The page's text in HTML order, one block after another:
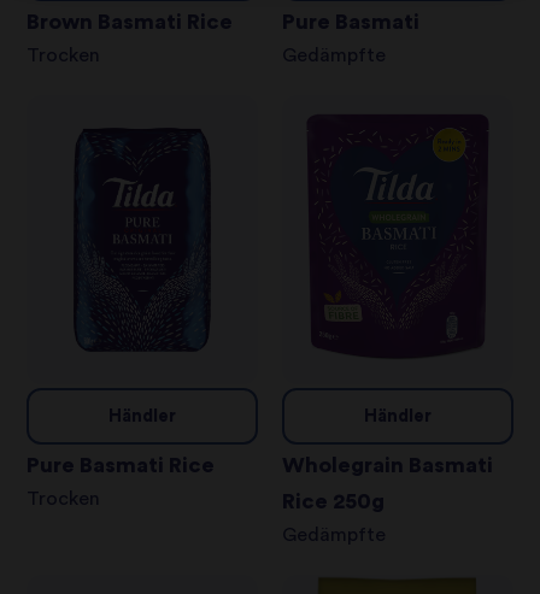
Brown Basmati Rice
Trocken
Pure Basmati
Gedämpfte
Händler
Pure Basmati Rice
Trocken
Händler
Wholegrain Basmati
Rice 250g
Gedämpfte